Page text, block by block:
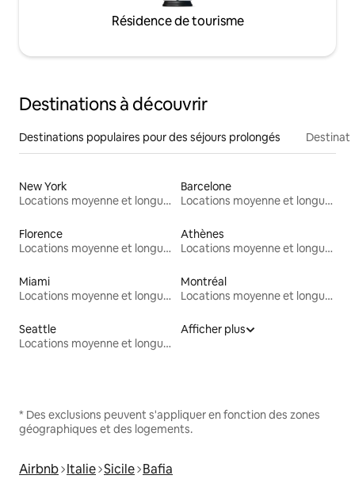
Résidence de tourisme
Destinations à découvrir
Destinations populaires pour des séjours prolongés
New York
Locations moyenne et longue durée
Barcelone
Locations moyenne et longue durée
Florence
Locations moyenne et longue durée
Athènes
Locations moyenne et longue durée
Miami
Locations moyenne et longue durée
Montréal
Locations moyenne et longue durée
Seattle
Locations moyenne et longue durée
Afficher plus
* Des exclusions peuvent s'appliquer en fonction des zones
géographiques et des logements.
Airbnb Italie Sicile Bafia